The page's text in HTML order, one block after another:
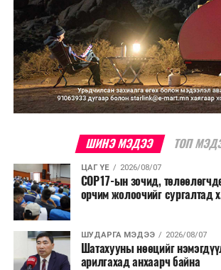
ШИНЭ МЭДЭЭ ТОП
ЦАГ ҮЕ 2026/08/07
COP17-ын зочид,
орчим жолоочийг сургалтад
ШУДАРГА МЭДЭЭ 2026/08/07
Шатахууны нөөцийг
арилгахад анхаарч байна